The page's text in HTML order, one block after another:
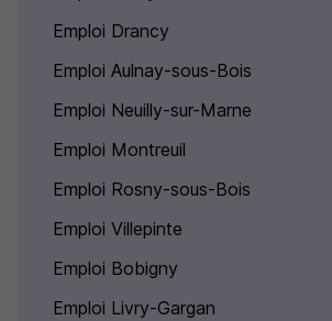
Emploi Drancy
Emploi Aulnay-sous-Bois
Emploi Neuilly-sur-Marne
Emploi Montreuil
Emploi Rosny-sous-Bois
Emploi Villepinte
Emploi Bobigny
Emploi Livry-Gargan